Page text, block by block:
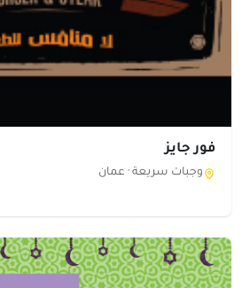
فور جايز
وجبات سريعة · عمان